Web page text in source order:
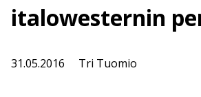
italowesternin
31.05.2016 Tri Tuomio